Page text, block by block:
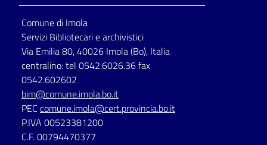
lettura
Seguici
su
Comune di Imola
Servizi Bibliotecari e archivistici
Via Emilia 80, 40026 Imola (Bo), Italia
centralino: tel 0542.6026.36 fax
0542.602602
bim@comune.imola.bo.it
PEC comune.imola@cert.provincia.bo.it
P.IVA 00523381200
C.F. 00794470377